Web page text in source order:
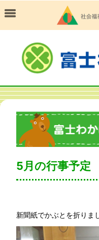
5月の行事予定
新聞紙でかぶとを折りま